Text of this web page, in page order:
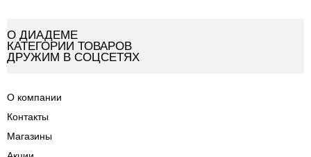
О ДИАДЕМЕ
КАТЕГОРИИ ТОВАРОВ
ДРУЖИМ В СОЦСЕТЯХ
О компании
Контакты
Магазины